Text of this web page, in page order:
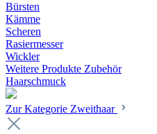
Bürsten
Kämme
Scheren
Rasiermesser
Wickler
Weitere Produkte Zubehör
Haarschmuck
Zur Kategorie Zweithaar